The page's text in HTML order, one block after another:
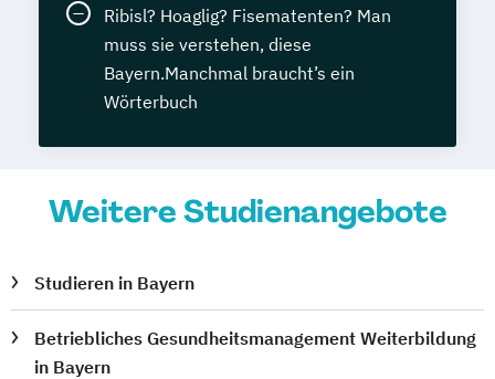
Ribisl? Hoaglig? Fisematenten? Man
muss sie verstehen, diese
Bayern.Manchmal braucht’s ein
Wörterbuch
Weitere Studienangebote
Studieren in Bayern
Betriebliches Gesundheitsmanagement Weiterbildung
in Bayern